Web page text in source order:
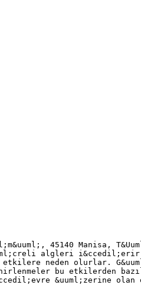
45140 Manisa,
algleri i&ccedil;erir.
neden olurlar.
bu etkilerden
&uuml;zerine